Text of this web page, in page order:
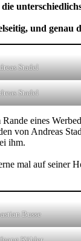
und genau
Stadel
Stadel
eines
von Andreas
ihm.
mal auf seiner
Busse